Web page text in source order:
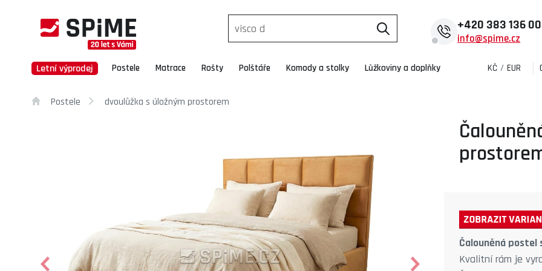
+420 383 136
info@spime.cz
Letní výprodej Postele Matrace Rošty Polštáře Komody a stolky Lůžkoviny a doplňky KČ / EUR
Postele dvoulůžka s úložným prostorem
Čalouněná
Kvalitní rám je